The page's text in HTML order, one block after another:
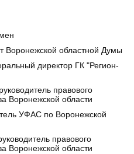
Воронежской областной Думы
директор ГК "Регион-
правового
Воронежской области
УФАС по Воронежской
правового
Воронежской области